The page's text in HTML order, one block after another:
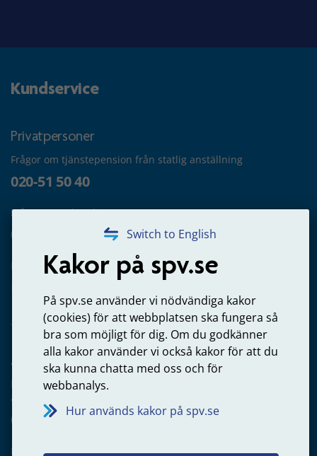
Switch to English
Kakor på spv.se
På spv.se använder vi nödvändiga kakor
(cookies) för att webbplatsen ska fungera så
bra som möjligt för dig. Om du godkänner
alla kakor använder vi också kakor för att du
ska kunna chatta med oss och för
webbanalys.
Hur används kakor på spv.se
Kundservice
Privatpersoner
Frågor om tjänstepension från statlig anställning
020-51 50 40
Frågor om utbetalning
020-65 00 65
Kontakta oss
Arbetsgivare
Frågor om administration av tjänstepension från statlig
anställning
060-18 75 03
Kontakta oss